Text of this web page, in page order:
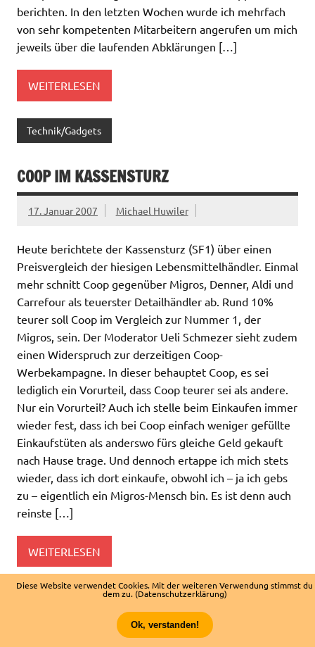
berichten. In den letzten Wochen wurde ich mehrfach
von sehr kompetenten Mitarbeitern angerufen um mich
jeweils über die laufenden Abklärungen […]
WEITERLESEN
Technik/Gadgets
COOP IM KASSENSTURZ
17. Januar 2007 Michael Huwiler
Heute berichtete der Kassensturz (SF1) über einen
Preisvergleich der hiesigen Lebensmittelhändler. Einmal
mehr schnitt Coop gegenüber Migros, Denner, Aldi und
Carrefour als teuerster Detailhändler ab. Rund 10%
teurer soll Coop im Vergleich zur Nummer 1, der
Migros, sein. Der Moderator Ueli Schmezer sieht zudem
einen Widerspruch zur derzeitigen Coop-
Werbekampagne. In dieser behauptet Coop, es sei
lediglich ein Vorurteil, dass Coop teurer sei als andere.
Nur ein Vorurteil? Auch ich stelle beim Einkaufen immer
wieder fest, dass ich bei Coop einfach weniger gefüllte
Einkaufstüten als anderswo fürs gleiche Geld gekauft
nach Hause trage. Und dennoch ertappe ich mich stets
wieder, dass ich dort einkaufe, obwohl ich – ja ich gebs
zu – eigentlich ein Migros-Mensch bin. Es ist denn auch
reinste […]
WEITERLESEN
Konsumwelt, Rat und Tat
Diese Website verwendet Cookies. Mit der weiteren Verwendung stimmst du
dem zu. (Datenschutzerklärung)
Ok, verstanden!